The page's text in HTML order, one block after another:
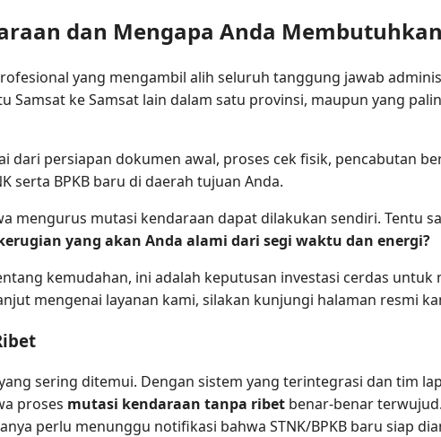
dan Mengapa Anda
yang mengambil alih seluruh tanggung jawab
Samsat ke Samsat lain dalam satu provinsi, maupun yang
dari persiapan dokumen awal, proses cek fisik, pencabutan
serta BPKB baru di daerah tujuan Anda.
mengurus mutasi kendaraan dapat dilakukan sendiri. Tentu
yang akan Anda alami dari segi waktu dan energi?
kemudahan, ini adalah keputusan investasi cerdas untuk
mengenai layanan kami, silakan kunjungi halaman resmi
sering ditemui. Dengan sistem yang terintegrasi dan tim
proses mutasi kendaraan tanpa ribet benar-benar
perlu menunggu notifikasi bahwa STNK/BPKB baru siap